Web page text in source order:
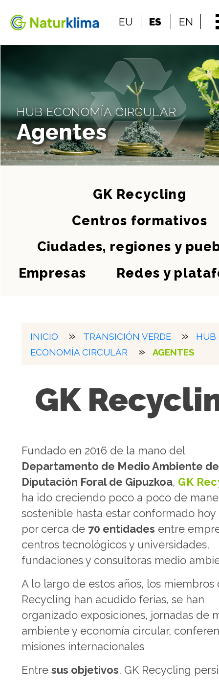
Ir a los contenidos
EU ES EN
HUB ECONOMÍA CIRCULAR
Agentes
GK Recycling
Centros formativos
Ciudades, regiones y
Empresas
Redes y
INICIO TRANSICIÓN VERDE
HUB
ECONOMÍA CIRCULAR
AGENTES
GK
Fundado en 2016 de la mano del
Departamento de Medio Ambiente
Diputación Foral de Gipuzkoa, GK
ha ido creciendo poco a poco de
sostenible hasta estar conformado hoy
por cerca de 70 entidades entre
centros tecnológicos y universidades,
fundaciones y consultoras medio
A lo largo de estos años, los miembros
Recycling han acudido ferias, se han
organizado exposiciones, jornadas de
ambiente y economía circular,
misiones internacionales
Entresus objetivos, GK Recycling